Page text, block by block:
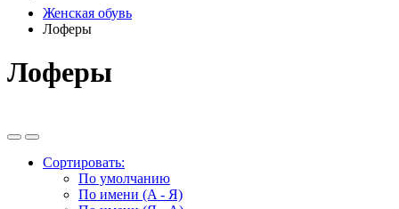
Женская обувь
Лоферы
Лоферы
Сортировать:
По умолчанию
По имени (A - Я)